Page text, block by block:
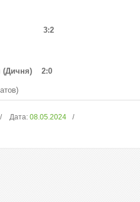
3:2
(Дичня) 2:0
Дата: 08.05.2024